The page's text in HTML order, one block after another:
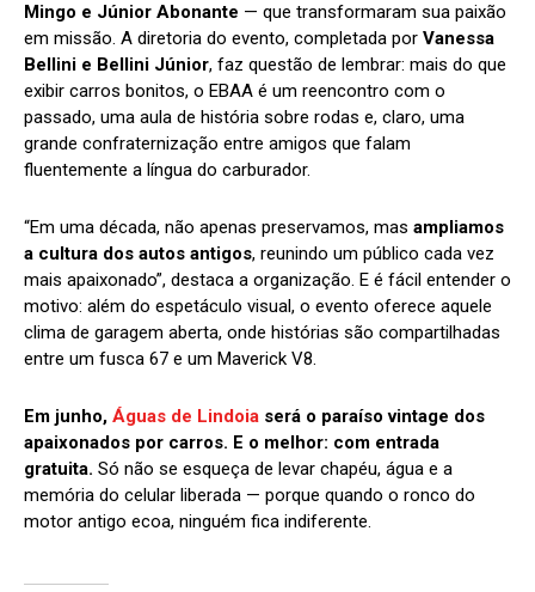
Mingo e Júnior Abonante — que transformaram sua paixão
em missão. A diretoria do evento, completada por Vanessa
Bellini e Bellini Júnior, faz questão de lembrar: mais do que
exibir carros bonitos, o EBAA é um reencontro com o
passado, uma aula de história sobre rodas e, claro, uma
grande confraternização entre amigos que falam
fluentemente a língua do carburador.
“Em uma década, não apenas preservamos, mas ampliamos
a cultura dos autos antigos, reunindo um público cada vez
mais apaixonado”, destaca a organização. E é fácil entender o
motivo: além do espetáculo visual, o evento oferece aquele
clima de garagem aberta, onde histórias são compartilhadas
entre um fusca 67 e um Maverick V8.
Em junho, Águas de Lindoia será o paraíso vintage dos
apaixonados por carros. E o melhor: com entrada
gratuita. Só não se esqueça de levar chapéu, água e a
memória do celular liberada — porque quando o ronco do
motor antigo ecoa, ninguém fica indiferente.